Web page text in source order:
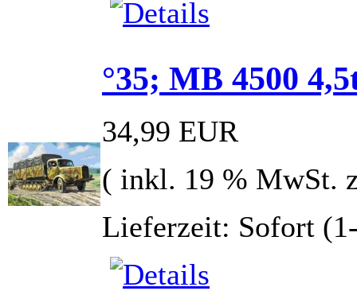
°35; MB 4500
34,99 EUR
( inkl. 19 % MwSt.
Lieferzeit: Sofort